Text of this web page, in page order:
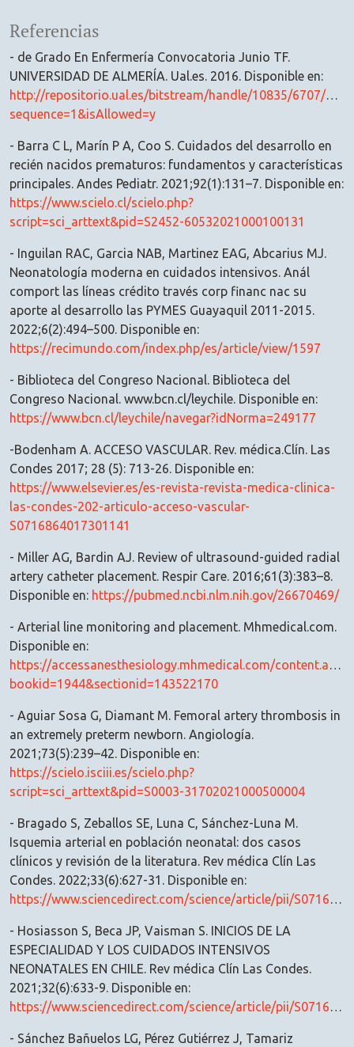
Referencias
- de Grado En Enfermería Convocatoria Junio TF.
UNIVERSIDAD DE ALMERÍA. Ual.es. 2016. Disponible en:
http://repositorio.ual.es/bitstream/handle/10835/6707/
sequence=1&isAllowed=y
- Barra C L, Marín P A, Coo S. Cuidados del desarrollo en
recién nacidos prematuros: fundamentos y características
principales. Andes Pediatr. 2021;92(1):131–7. Disponible en:
https://www.scielo.cl/scielo.php?
script=sci_arttext&pid=S2452-60532021000100131
- Inguilan RAC, Garcia NAB, Martinez EAG, Abcarius MJ.
Neonatología moderna en cuidados intensivos. Anál
comport las líneas crédito través corp financ nac su
aporte al desarrollo las PYMES Guayaquil 2011-2015.
2022;6(2):494–500. Disponible en:
https://recimundo.com/index.php/es/article/view/1597
- Biblioteca del Congreso Nacional. Biblioteca del
Congreso Nacional. www.bcn.cl/leychile. Disponible en:
https://www.bcn.cl/leychile/navegar?idNorma=249177
-Bodenham A. ACCESO VASCULAR. Rev. médica.Clín. Las
Condes 2017; 28 (5): 713-26. Disponible en:
https://www.elsevier.es/es-revista-revista-medica-clinica-
las-condes-202-articulo-acceso-vascular-
S0716864017301141
- Miller AG, Bardin AJ. Review of ultrasound-guided radial
artery catheter placement. Respir Care. 2016;61(3):383–8.
Disponible en: https://pubmed.ncbi.nlm.nih.gov/26670469/
- Arterial line monitoring and placement. Mhmedical.com.
Disponible en:
https://accessanesthesiology.mhmedical.com/content.aspx?
bookid=1944&sectionid=143522170
- Aguiar Sosa G, Diamant M. Femoral artery thrombosis in
an extremely preterm newborn. Angiología.
2021;73(5):239–42. Disponible en:
https://scielo.isciii.es/scielo.php?
script=sci_arttext&pid=S0003-31702021000500004
- Bragado S, Zeballos SE, Luna C, Sánchez-Luna M.
Isquemia arterial en población neonatal: dos casos
clínicos y revisión de la literatura. Rev médica Clín Las
Condes. 2022;33(6):627-31. Disponible en:
https://www.sciencedirect.com/science/article/pii/S0716864022001237
- Hosiasson S, Beca JP, Vaisman S. INICIOS DE LA
ESPECIALIDAD Y LOS CUIDADOS INTENSIVOS
NEONATALES EN CHILE. Rev médica Clín Las Condes.
2021;32(6):633-9. Disponible en:
https://www.sciencedirect.com/science/article/pii/S0716864021001024
- Sánchez Bañuelos LG, Pérez Gutiérrez J, Tamariz